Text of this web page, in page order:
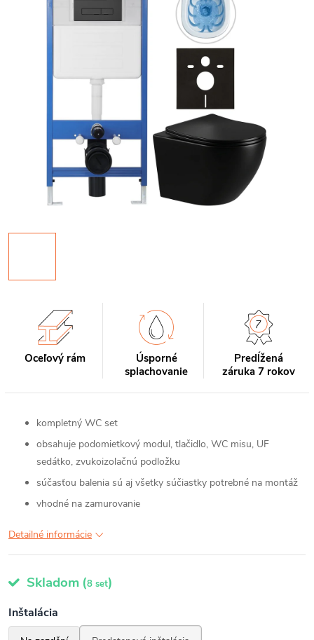
Oceľový rám
Úsporné
splachovanie
Predĺžená
záruka 7 rokov
kompletný WC set
obsahuje podomietkový modul, tlačidlo, WC misu, UF
sedátko, zvukoizolačnú podložku
súčasťou balenia sú aj všetky súčiastky potrebné na montáž
vhodné na zamurovanie
Detailné informácie
Skladom (8 set)